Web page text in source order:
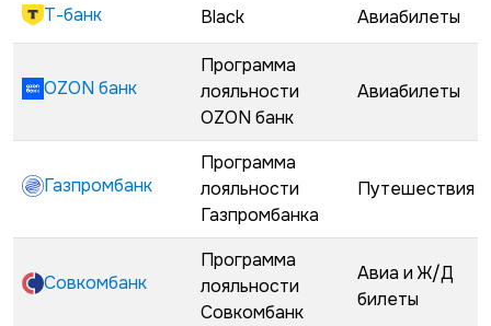
Т-банк Black Авиабилеты
OZON банк
Программа
лояльности
OZON банк
Авиабилеты
Газпромбанк
Программа
лояльности
Газпромбанка
Путешествия
Совкомбанк
Программа
лояльности
Совкомбанк
Авиа и Ж/Д
билеты